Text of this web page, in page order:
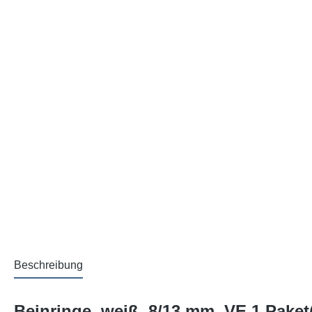
Beschreibung